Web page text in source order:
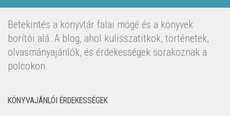
Betekintés a könyvtár falai mögé és a könyvek
borítói alá. A blog, ahol kulisszatitkok, történetek,
olvasmányajánlók, és érdekességek sorakoznak a
polcokon.
KÖNYVAJÁNLÓI ÉRDEKESSÉGEK